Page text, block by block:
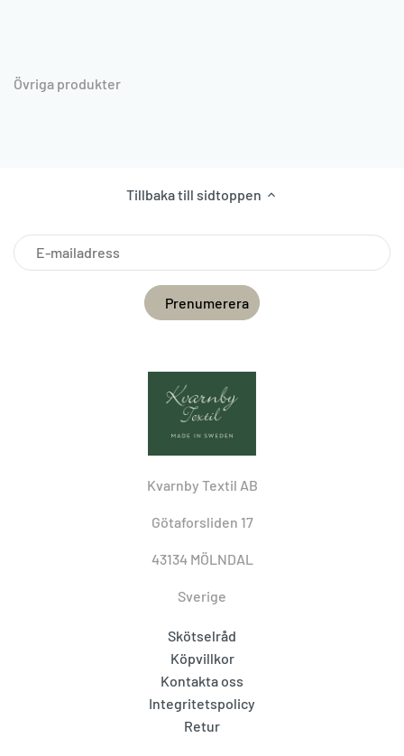
Övriga produkter
Tillbaka till sidtoppen
Kvarnby Textil AB
Götaforsliden 17
43134 MÖLNDAL
Sverige
Skötselråd
Köpvillkor
Kontakta oss
Integritetspolicy
Retur